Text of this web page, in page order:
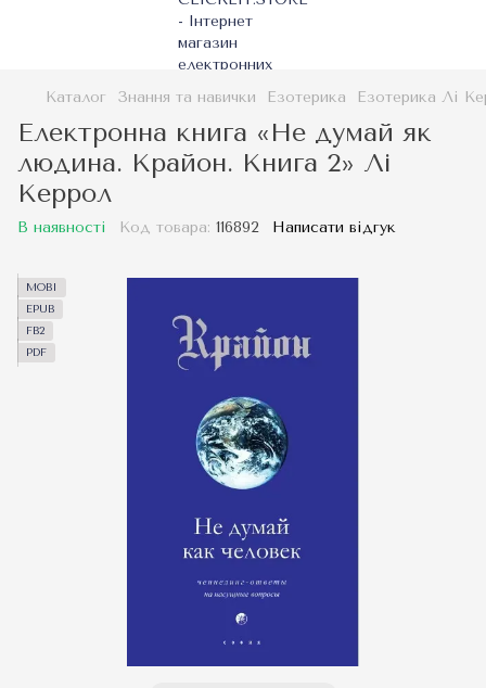
Каталог Знання та навички Езотерика Езотерика Лі
Електронна книга «Не думай як
людина. Крайон. Книга 2» Лі
Керрол
В наявності Код товара: 116892 Написати відгук
MOBI
EPUB
FB2
PDF